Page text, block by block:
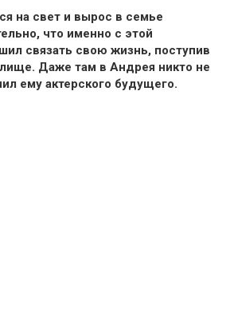
на свет и вырос в семье
что именно с этой
связать свою жизнь, поступив
Даже там в Андрея никто не
ему актерского будущего.